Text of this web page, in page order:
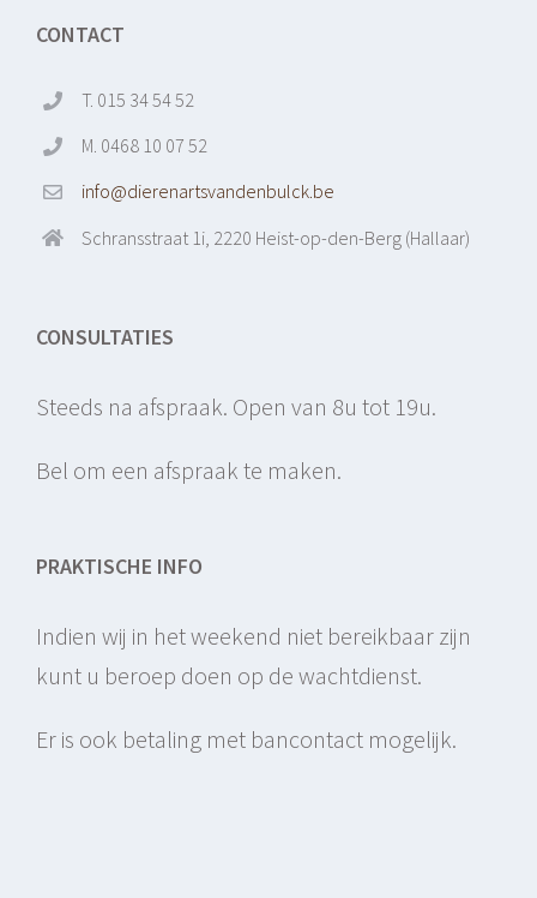
CONTACT
T. 015 34 54 52
M. 0468 10 07 52
info@dierenartsvandenbulck.be
Schransstraat 1i, 2220 Heist-op-den-Berg (Hallaar)
CONSULTATIES
Steeds na afspraak. Open van 8u tot 19u.
Bel om een afspraak te maken.
PRAKTISCHE INFO
Indien wij in het weekend niet bereikbaar zijn
kunt u beroep doen op de wachtdienst.
Er is ook betaling met bancontact mogelijk.